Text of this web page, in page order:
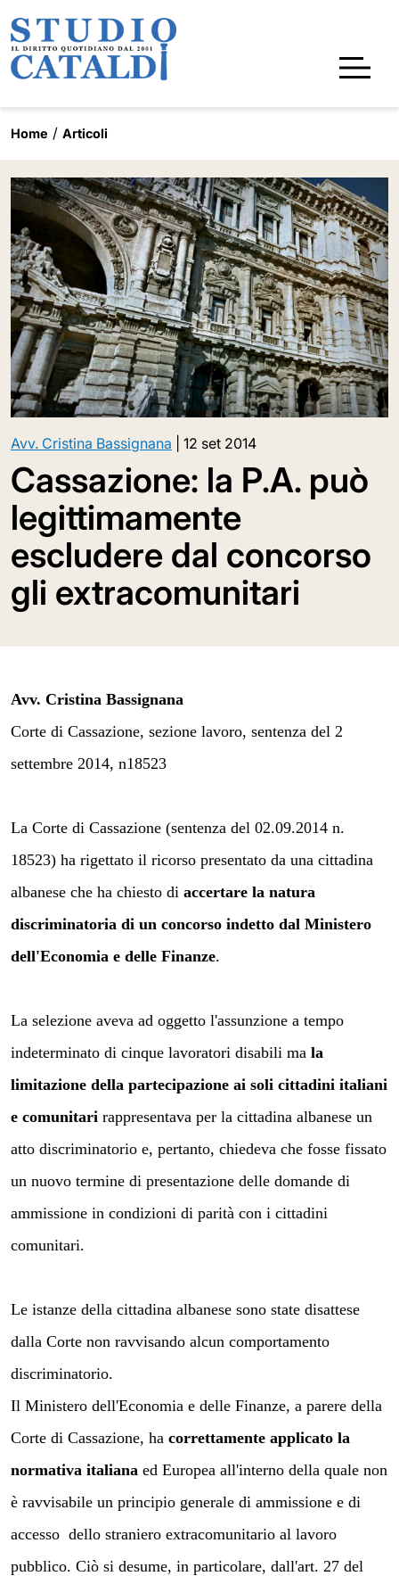
Home Articoli
Avv. Cristina Bassignana 12 set 2014
Cassazione: la P.A. può
legittimamente
escludere dal concorso
gli extracomunitari
Avv. Cristina Bassignana
Corte di Cassazione, sezione lavoro, sentenza del 2
settembre 2014, n18523
La Corte di Cassazione (sentenza del 02.09.2014 n.
18523) ha rigettato il ricorso presentato da una cittadina
albanese che ha chiesto di accertare la natura
discriminatoria di un concorso indetto dal Ministero
dell'Economia e delle Finanze.
La selezione aveva ad oggetto l'assunzione a tempo
indeterminato di cinque lavoratori disabili ma la
limitazione della partecipazione ai soli cittadini italiani
e comunitari rappresentava per la cittadina albanese un
atto discriminatorio e, pertanto, chiedeva che fosse fissato
un nuovo termine di presentazione delle domande di
ammissione in condizioni di parità con i cittadini
comunitari.
Le istanze della cittadina albanese sono state disattese
dalla Corte non ravvisando alcun comportamento
discriminatorio.
Il Ministero dell'Economia e delle Finanze, a parere della
Corte di Cassazione, ha correttamente applicato la
normativa italiana ed Europea all'interno della quale non
è ravvisabile un principio generale di ammissione e di
accesso dello straniero extracomunitario al lavoro
pubblico. Ciò si desume, in particolare, dall'art. 27 del